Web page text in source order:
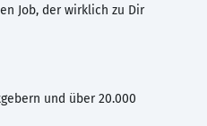
Job, der wirklich zu Dir
und über 20.000